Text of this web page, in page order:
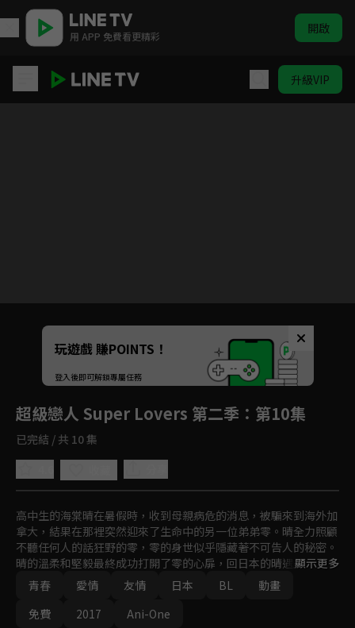
用 APP 免費看更精彩 開啟
升級VIP
Unmute
如有不便請見諒
玩遊戲 賺POINTS！
登入後即可解鎖專屬任務
超級戀人 Super Lovers 第二季 ：第10集
已完結 / 共 10 集
高中生的海棠晴在暑假時，收到母親病危的消息，被騙來到海外加
拿大，結果在那裡突然迎來了生命中的另一位弟弟零。晴全力照顧
不聽任何人的話狂野的零，零的身世似乎隱藏著不可告人的秘密。
晴的溫柔和堅毅最終成功打開了零的心扉，回日本的晴遇上一場車
禍，只有晴存活下來，但卻晴失去了整個夏天的回憶，家庭破裂，
兄弟分離，心裡也留下了創傷。
顯示更多
青春
愛情 友情 日本 BL
動畫
免費
2017 Ani-One